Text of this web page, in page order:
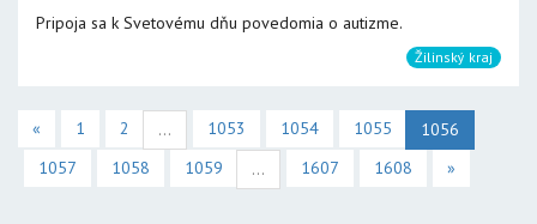
Pripoja sa k Svetovému dňu povedomia o autizme.
Žilinský kraj
« 1 2 ... 1053 1054 1055
1056
1057
1058 1059 ... 1607 1608 »